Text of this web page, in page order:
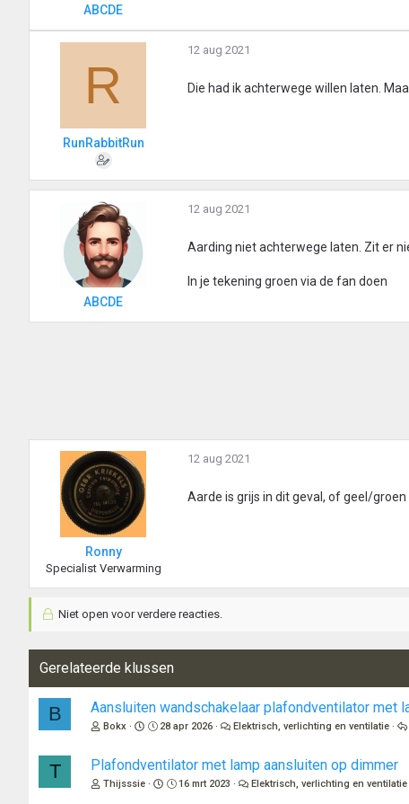
ABCDE
R
RunRabbitRun
12 aug 2021
Die had ik achterwege willen laten.
ABCDE
12 aug 2021
Aarding niet achterwege laten. Zit er
In je tekening groen via de fan doen
Ronny
Specialist Verwarming
12 aug 2021
Aarde is grijs in dit geval, of geel/
Niet open voor verdere reacties.
Gerelateerde klussen
B Aansluiten wandschakelaar plafondventilator met
Bokx 28 apr 2026 Elektrisch, verlichting en ventilatie
T Plafondventilator met lamp aansluiten op dimmer
Thijsssie 16 mrt 2023 Elektrisch, verlichting en ventilatie